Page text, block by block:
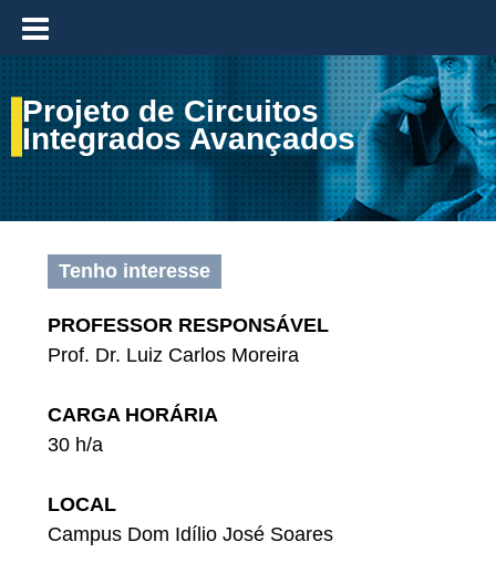
≡
Projeto de Circuitos
Integrados Avançados
Tenho interesse
PROFESSOR RESPONSÁVEL
Prof. Dr. Luiz Carlos Moreira
CARGA HORÁRIA
30 h/a
LOCAL
Campus Dom Idílio José Soares